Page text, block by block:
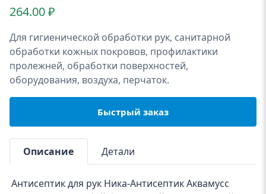
264.00₽
Для гигиенической обработки рук, санитарной
обработки кожных покровов, профилактики
пролежней, обработки поверхностей,
оборудования, воздуха, перчаток.
Быстрый заказ
Описание Детали
Антисептик для рук Ника-Антисептик Аквамусс